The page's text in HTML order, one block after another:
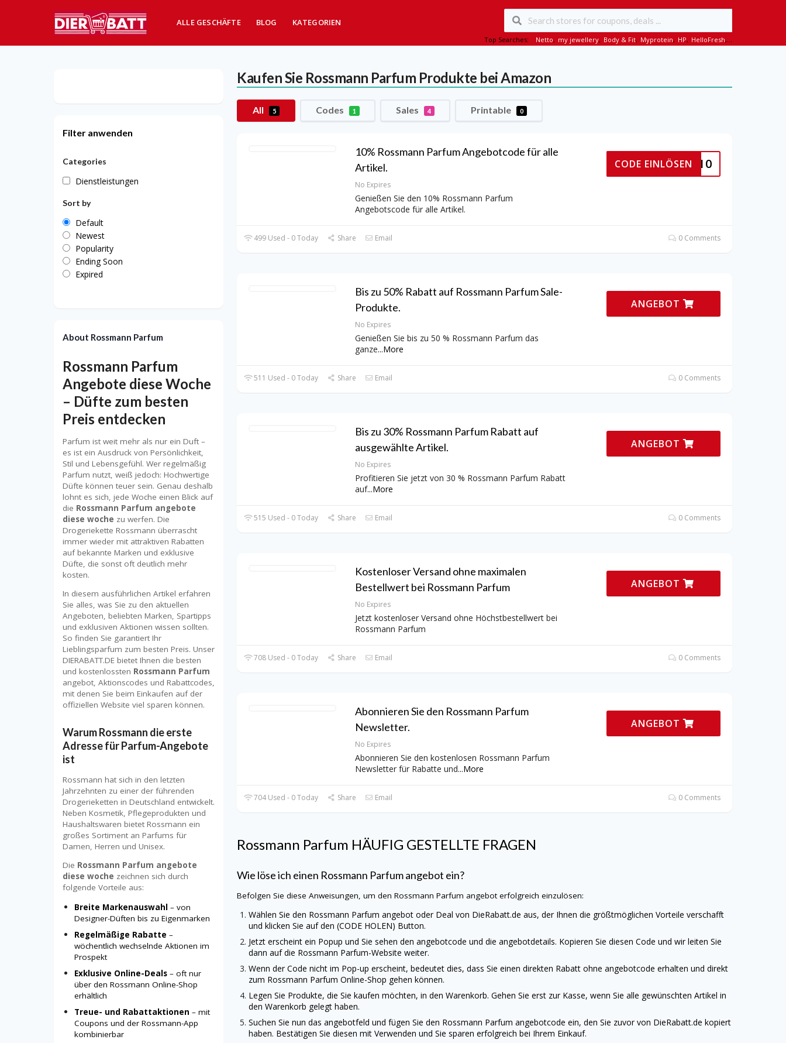
ALLE GESCHÄFTE BLOG KATEGORIEN
Top Searches: Netto, my jewellery, Body & Fit, Myprotein, HP, HelloFresh,...
Kaufen Sie Rossmann Parfum Produkte bei Amazon
All 5 Codes 1 Sales 4 Printable 0
10% Rossmann Parfum Angebotcode für alle
Artikel.
No Expires
Genießen Sie den 10% Rossmann Parfum
Angebotscode für alle Artikel.
PARFUM10
CODE EINLÖSEN
499 Used - 0 Today Share Email 0 Comments
Bis zu 50% Rabatt auf Rossmann Parfum Sale-
Produkte.
No Expires
Genießen Sie bis zu 50 % Rossmann Parfum das
ganze...More
ANGEBOT
511 Used - 0 Today Share Email 0 Comments
Bis zu 30% Rossmann Parfum Rabatt auf
ausgewählte Artikel.
No Expires
Profitieren Sie jetzt von 30 % Rossmann Parfum Rabatt
auf...More
ANGEBOT
515 Used - 0 Today Share Email 0 Comments
Kostenloser Versand ohne maximalen
Bestellwert bei Rossmann Parfum
No Expires
Jetzt kostenloser Versand ohne Höchstbestellwert bei
Rossmann Parfum
ANGEBOT
708 Used - 0 Today Share Email 0 Comments
Abonnieren Sie den Rossmann Parfum
Newsletter.
No Expires
Abonnieren Sie den kostenlosen Rossmann Parfum
Newsletter für Rabatte und...More
ANGEBOT
704 Used - 0 Today Share Email 0 Comments
Rossmann Parfum HÄUFIG GESTELLTE FRAGEN
Wie löse ich einen Rossmann Parfum angebot ein?
Befolgen Sie diese Anweisungen, um den Rossmann Parfum angebot erfolgreich einzulösen:
Wählen Sie den Rossmann Parfum angebot oder Deal von DieRabatt.de aus, der Ihnen die größtmöglichen Vorteile verschafft
und klicken Sie auf den (CODE HOLEN) Button.
Jetzt erscheint ein Popup und Sie sehen den angebotcode und die angebotdetails. Kopieren Sie diesen Code und wir leiten Sie
dann auf die Rossmann Parfum-Website weiter.
Wenn der Code nicht im Pop-up erscheint, bedeutet dies, dass Sie einen direkten Rabatt ohne angebotcode erhalten und direkt
zum Rossmann Parfum Online-Shop gehen können.
Legen Sie Produkte, die Sie kaufen möchten, in den Warenkorb. Gehen Sie erst zur Kasse, wenn Sie alle gewünschten Artikel in
den Warenkorb gelegt haben.
Suchen Sie nun das angebotfeld und fügen Sie den Rossmann Parfum angebotcode ein, den Sie zuvor von DieRabatt.de kopiert
haben. Bestätigen Sie diesen mit Verwenden und Sie sparen erfolgreich bei Ihrem Einkauf.
Filter anwenden
Categories
Dienstleistungen
Sort by
Default
Newest
Popularity
Ending Soon
Expired
About Rossmann Parfum
Rossmann Parfum
Angebote diese Woche
– Düfte zum besten
Preis entdecken
Parfum ist weit mehr als nur ein Duft –
es ist ein Ausdruck von Persönlichkeit,
Stil und Lebensgefühl. Wer regelmäßig
Parfum nutzt, weiß jedoch: Hochwertige
Düfte können teuer sein. Genau deshalb
lohnt es sich, jede Woche einen Blick auf
die Rossmann Parfum angebote
diese woche zu werfen. Die
Drogeriekette Rossmann überrascht
immer wieder mit attraktiven Rabatten
auf bekannte Marken und exklusive
Düfte, die sonst oft deutlich mehr
kosten.
In diesem ausführlichen Artikel erfahren
Sie alles, was Sie zu den aktuellen
Angeboten, beliebten Marken, Spartipps
und exklusiven Aktionen wissen sollten.
So finden Sie garantiert Ihr
Lieblingsparfum zum besten Preis. Unser
DIERABATT.DE bietet Ihnen die besten
und kostenlossten Rossmann Parfum
angebot, Aktionscodes und Rabattcodes,
mit denen Sie beim Einkaufen auf der
offiziellen Website viel sparen können.
Warum Rossmann die erste
Adresse für Parfum-Angebote
ist
Rossmann hat sich in den letzten
Jahrzehnten zu einer der führenden
Drogerieketten in Deutschland entwickelt.
Neben Kosmetik, Pflegeprodukten und
Haushaltswaren bietet Rossmann ein
großes Sortiment an Parfums für
Damen, Herren und Unisex.
Die Rossmann Parfum angebote
diese woche zeichnen sich durch
folgende Vorteile aus:
Breite Markenauswahl – von
Designer-Düften bis zu Eigenmarken
Regelmäßige Rabatte –
wöchentlich wechselnde Aktionen im
Prospekt
Exklusive Online-Deals – oft nur
über den Rossmann Online-Shop
erhältlich
Treue- und Rabattaktionen – mit
Coupons und der Rossmann-App
kombinierbar